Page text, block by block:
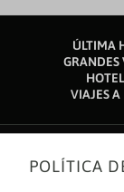
ÚLTIMA
GRANDES
VIAJES A
Sobre
POLÍTICA